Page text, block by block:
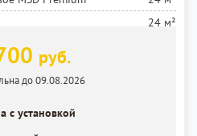
24 м²
руб.
до 09.08.2026
с установкой